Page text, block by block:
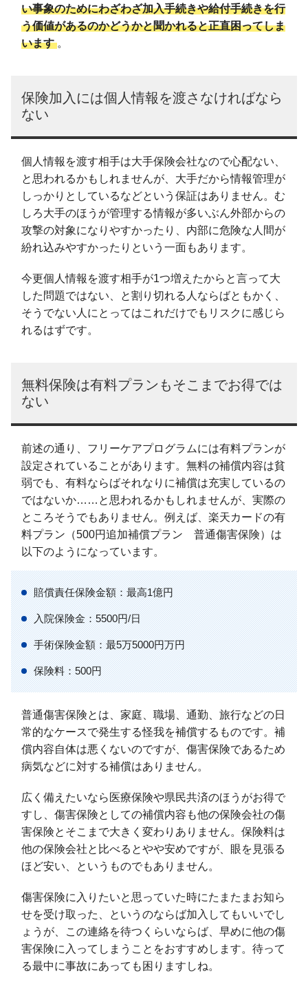
い事象のためにわざわざ加入手続きや給付手続きを行
う価値があるのかどうかと聞かれると正直困ってしま
います 。
保険加入には個人情報を渡さなければなら
ない
個人情報を渡す相手は大手保険会社なので心配ない、
と思われるかもしれませんが、大手だから情報管理が
しっかりとしているなどという保証はありません。む
しろ大手のほうが管理する情報が多いぶん外部からの
攻撃の対象になりやすかったり、内部に危険な人間が
紛れ込みやすかったりという一面もあります。
今更個人情報を渡す相手が1つ増えたからと言って大
した問題ではない、と割り切れる人ならばともかく、
そうでない人にとってはこれだけでもリスクに感じら
れるはずです。
無料保険は有料プランもそこまでお得では
ない
前述の通り、フリーケアプログラムには有料プランが
設定されていることがあります。無料の補償内容は貧
弱でも、有料ならばそれなりに補償は充実しているの
ではないか……と思われるかもしれませんが、実際の
ところそうでもありません。例えば、楽天カードの有
料プラン（500円追加補償プラン 普通傷害保険）は
以下のようになっています。
賠償責任保険金額：最高1億円
入院保険金：5500円/日
手術保険金額：最5万5000円万円
保険料：500円
普通傷害保険とは、家庭、職場、通勤、旅行などの日
常的なケースで発生する怪我を補償するものです。補
償内容自体は悪くないのですが、傷害保険であるため
病気などに対する補償はありません。
広く備えたいなら医療保険や県民共済のほうがお得で
すし、傷害保険としての補償内容も他の保険会社の傷
害保険とそこまで大きく変わりありません。保険料は
他の保険会社と比べるとやや安めですが、眼を見張る
ほど安い、というものでもありません。
傷害保険に入りたいと思っていた時にたまたまお知ら
せを受け取った、というのならば加入してもいいでし
ょうが、この連絡を待つくらいならば、早めに他の傷
害保険に入ってしまうことをおすすめします。待って
る最中に事故にあっても困りますしね。